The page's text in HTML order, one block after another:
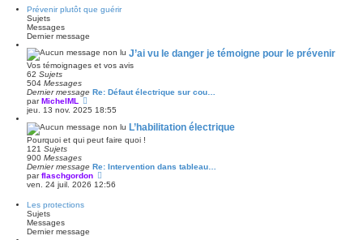
r
a
g
r
l
e
r
i
r
m
e
s
a
g
Prévenir plutôt que guérir
Sujets
Messages
Dernier message
J’ai vu le danger je témoigne pour le prévenir
Vos témoignages et vos avis
62 Sujets
504 Messages
Dernier message Re: Défaut électrique sur cou…
parMichelML
o
r
e
e
r
n
i
jeu. 13 nov. 2025 18:55
L’habilitation électrique
Pourquoi et qui peut faire quoi !
121 Sujets
900 Messages
Dernier message Re: Intervention dans tableau…
parflaschgordon
o
ven. 24 juil. 2026 12:56
Les protections
Sujets
Messages
Dernier message